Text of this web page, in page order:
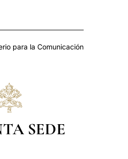
para la Comunicación
SEDE